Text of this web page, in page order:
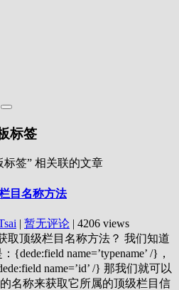
标签
标签” 相关联的文章
目名称方法
| 暂无评论 | 4206 views
取顶级栏目名称方法？ 我们知道
name=’typename’ /}，
name=’id’ /} 那我们就可以
名称来获取它所属的顶级栏目信